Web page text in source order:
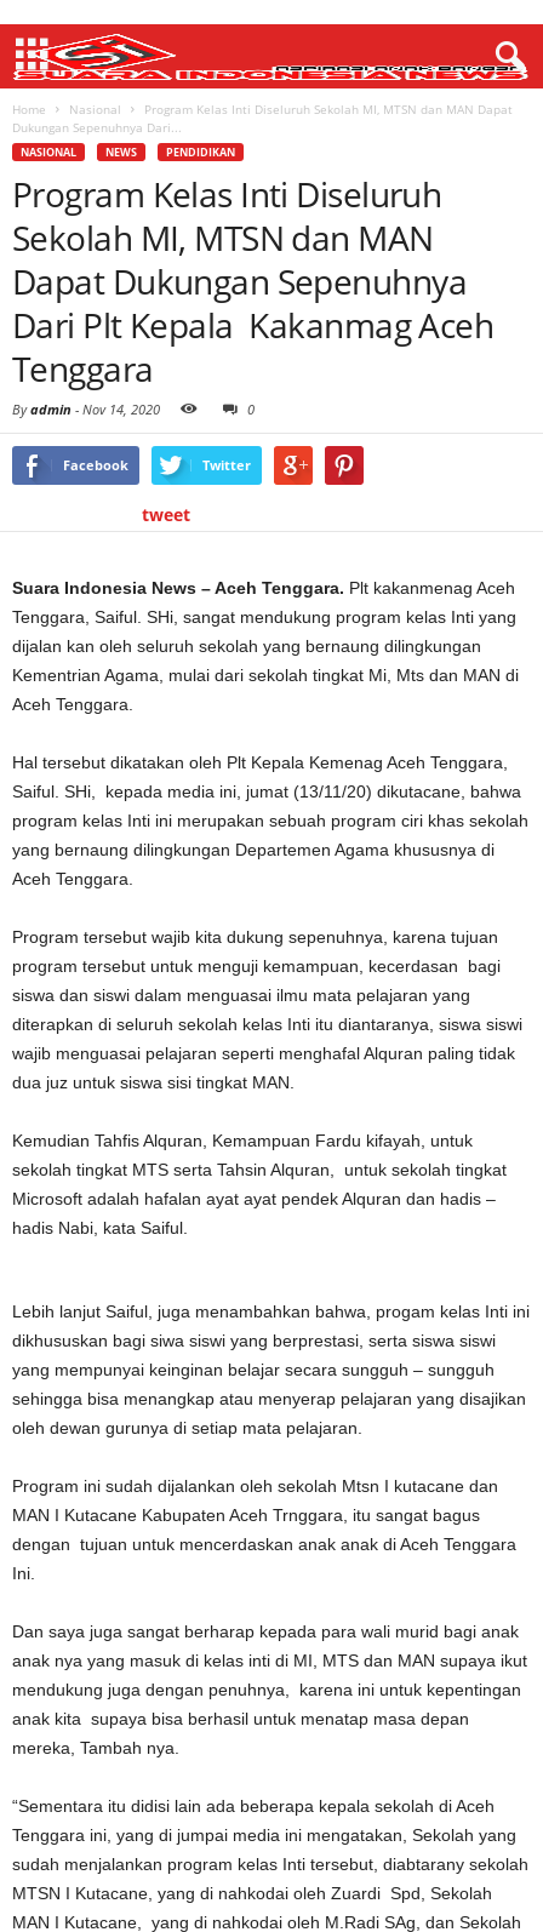
Home Nasional
Program Kelas Inti Diseluruh Sekolah MI, MTSN dan MAN Dapat
Dukungan Sepenuhnya Dari...
NASIONAL NEWS PENDIDIKAN
Program Kelas Inti Diseluruh
Sekolah MI, MTSN dan MAN
Dapat Dukungan Sepenuhnya
Dari Plt Kepala Kakanmag Aceh
Tenggara
Byadmin - Nov 14, 2020 0
Facebook Twitter
tweet
Suara Indonesia News – Aceh Tenggara. Plt kakanmenag Aceh
Tenggara, Saiful. SHi, sangat mendukung program kelas Inti yang
dijalan kan oleh seluruh sekolah yang bernaung dilingkungan
Kementrian Agama, mulai dari sekolah tingkat Mi, Mts dan MAN di
Aceh Tenggara.
Hal tersebut dikatakan oleh Plt Kepala Kemenag Aceh Tenggara,
Saiful. SHi, kepada media ini, jumat (13/11/20) dikutacane, bahwa
program kelas Inti ini merupakan sebuah program ciri khas sekolah
yang bernaung dilingkungan Departemen Agama khususnya di
Aceh Tenggara.
Program tersebut wajib kita dukung sepenuhnya, karena tujuan
program tersebut untuk menguji kemampuan, kecerdasan bagi
siswa dan siswi dalam menguasai ilmu mata pelajaran yang
diterapkan di seluruh sekolah kelas Inti itu diantaranya, siswa siswi
wajib menguasai pelajaran seperti menghafal Alquran paling tidak
dua juz untuk siswa sisi tingkat MAN.
Kemudian Tahfis Alquran, Kemampuan Fardu kifayah, untuk
sekolah tingkat MTS serta Tahsin Alquran, untuk sekolah tingkat
Microsoft adalah hafalan ayat ayat pendek Alquran dan hadis –
hadis Nabi, kata Saiful.
Lebih lanjut Saiful, juga menambahkan bahwa, progam kelas Inti ini
dikhususkan bagi siwa siswi yang berprestasi, serta siswa siswi
yang mempunyai keinginan belajar secara sungguh – sungguh
sehingga bisa menangkap atau menyerap pelajaran yang disajikan
oleh dewan gurunya di setiap mata pelajaran.
Program ini sudah dijalankan oleh sekolah Mtsn I kutacane dan
MAN I Kutacane Kabupaten Aceh Trnggara, itu sangat bagus
dengan tujuan untuk mencerdaskan anak anak di Aceh Tenggara
Ini.
Dan saya juga sangat berharap kepada para wali murid bagi anak
anak nya yang masuk di kelas inti di MI, MTS dan MAN supaya ikut
mendukung juga dengan penuhnya, karena ini untuk kepentingan
anak kita supaya bisa berhasil untuk menatap masa depan
mereka, Tambah nya.
“Sementara itu didisi lain ada beberapa kepala sekolah di Aceh
Tenggara ini, yang di jumpai media ini mengatakan, Sekolah yang
sudah menjalankan program kelas Inti tersebut, diabtarany sekolah
MTSN I Kutacane, yang di nahkodai oleh Zuardi Spd, Sekolah
MAN I Kutacane, yang di nahkodai oleh M.Radi SAg, dan Sekolah